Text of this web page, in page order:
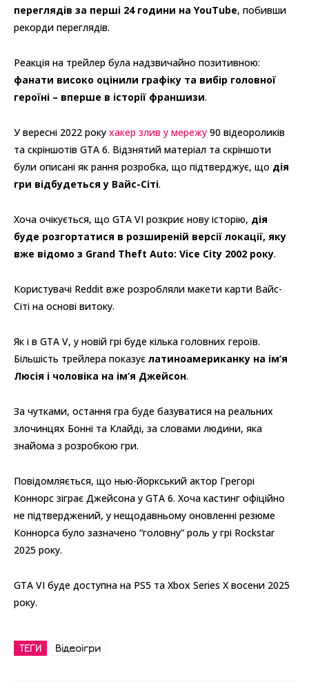
переглядів за перші 24 години на YouTube, побивши
рекорди переглядів.
Реакція на трейлер була надзвичайно позитивною:
фанати високо оцінили графіку та вибір головної
героїні – вперше в історії франшизи.
У вересні 2022 року хакер злив у мережу 90 відеороликів
та скріншотів GTA 6. Відзнятий матеріал та скріншоти
були описані як рання розробка, що підтверджує, що дія
гри відбудеться у Вайс-Сіті.
Хоча очікується, що GTA VI розкриє нову історію, дія
буде розгортатися в розширеній версії локації, яку
вже відомо з Grand Theft Auto: Vice City 2002 року.
Користувачі Reddit вже розробляли макети карти Вайс-
Сіті на основі витоку.
Як і в GTA V, у новій грі буде кілька головних героїв.
Більшість трейлера показує латиноамериканку на ім’я
Люсія і чоловіка на ім’я Джейсон.
За чутками, остання гра буде базуватися на реальних
злочинцях Бонні та Клайді, за словами людини, яка
знайома з розробкою гри.
Повідомляється, що нью-йоркський актор Грегорі
Коннорс зіграє Джейсона у GTA 6. Хоча кастинг офіційно
не підтверджений, у нещодавньому оновленні резюме
Коннорса було зазначено “головну” роль у грі Rockstar
2025 року.
GTA VI буде доступна на PS5 та Xbox Series X восени 2025
року.
ТЕГИ Відеоігри